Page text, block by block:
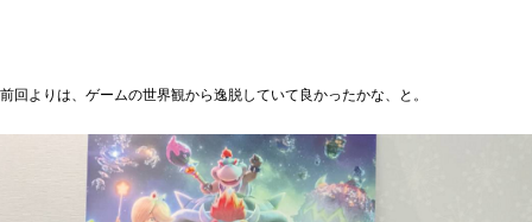
前回よりは、ゲームの世界観から逸脱していて良かったかな、と。